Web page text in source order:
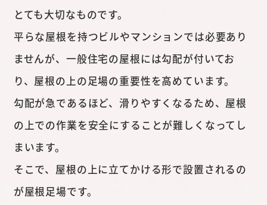
とても大切なものです。
平らな屋根を持つビルやマンションでは必要あり
ませんが、一般住宅の屋根には勾配が付いてお
り、屋根の上の足場の重要性を高めています。
勾配が急であるほど、滑りやすくなるため、屋根
の上での作業を安全にすることが難しくなってし
まいます。
そこで、屋根の上に立てかける形で設置されるの
が屋根足場です。